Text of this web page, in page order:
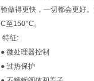
验做得更快，一切都会更好
C至150°C。
特征:
● 微处理器控制
● 过热保护